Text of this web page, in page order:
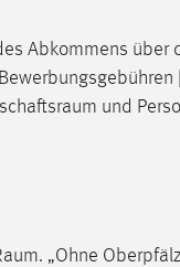
Abkommens über
und
. „Ohne